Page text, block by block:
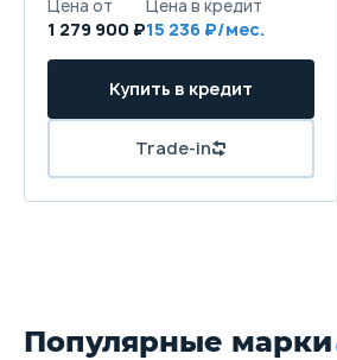
1 279 900 ₽15 236
Популярные марки